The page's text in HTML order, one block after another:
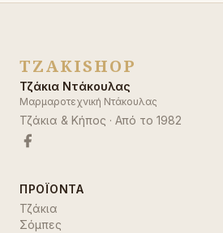
TZAKISHOP
Τζάκια Ντάκουλας
Μαρμαροτεχνική Ντάκουλας
Τζάκια & Κήπος · Από το 1982
ΠΡΟΪΌΝΤΑ
Τζάκια
Σόμπες